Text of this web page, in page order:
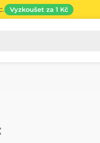
Vyzkoušet za 1 Kč